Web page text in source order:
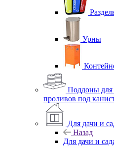
Урны
Поддоны для
проливов под
Для дачи и
Назад
Для дачи и